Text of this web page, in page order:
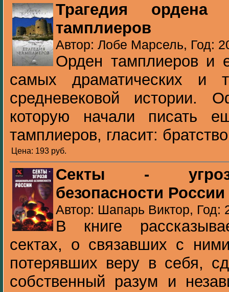
Трагедия ордена
тамплиеров
Автор: Лобе Марсель, Год:
Орден тамплиеров и
самых драматических и
средневековой истории.
которую начали писать
тамплиеров, гласит:
Цена: 193 pуб.
Секты -
безопасности России
Автор: Шапарь Виктор, Год:
В книге
сектах, о связавших с
потерявших веру в себя,
собственный разум и